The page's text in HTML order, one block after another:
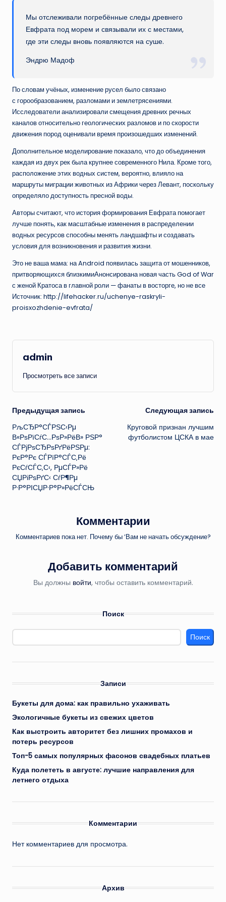
Мы отслеживали погребённые следы древнего
Евфрата под морем и связывали их с местами,
где эти следы вновь появляются на суше.
Эндрю Мадоф
По словам учёных, изменение русел было связано
с горообразованием, разломами и землетрясениями.
Исследователи анализировали смещения древних речных
каналов относительно геологических разломов и по скорости
движения пород оценивали время произошедших изменений.
Дополнительное моделирование показало, что до объединения
каждая из двух рек была крупнее современного Нила. Кроме того,
расположение этих водных систем, вероятно, влияло на
маршруты миграции животных из Африки через Левант, поскольку
определяло доступность пресной воды.
Авторы считают, что история формирования Евфрата помогает
лучше понять, как масштабные изменения в распределении
водных ресурсов способны менять ландшафты и создавать
условия для возникновения и развития жизни.
Это не ваша мама: на Android появилась защита от мошенников,
притворяющихся близкимиАнонсирована новая часть God of War
с женой Кратоса в главной роли — фанаты в восторге, но не все
Источник: http://lifehacker.ru/uchenye-raskryli-
proisxozhdenie-evfrata/
admin
Просмотреть все записи
Навигация
записи
Предыдущая запись
РљСЂР°СЃРЅС‹Рµ
В«РѕРїСѓС…РѕР»РёВ» РЅР°
СЃРјРѕСЂРѕРґРёРЅРµ:
РєР°Рє СЃРїР°СЃС‚Рё
РєСѓСЃС‚С‹, РµСЃР»Рё
СЏРіРѕРґС‹ СѓР¶Рµ
Р·Р°РІСЏР·Р°Р»РёСЃСЊ
Следующая запись
Круговой признан лучшим
футболистом ЦСКА в мае
Комментарии
Комментариев пока нет. Почему бы ’Вам не начать обсуждение?
Добавить комментарий
Вы должны войти, чтобы оставить комментарий.
Поиск
Поиск
Записи
Букеты для дома: как правильно ухаживать
Экологичные букеты из свежих цветов
Как выстроить авторитет без лишних промахов и
потерь ресурсов
Топ-5 самых популярных фасонов свадебных платьев
Куда полететь в августе: лучшие направления для
летнего отдыха
Комментарии
Нет комментариев для просмотра.
Архив